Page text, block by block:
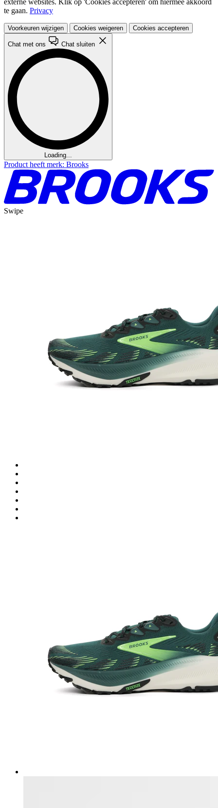
externe websites. Klik op 'Cookies accepteren' om hiermee akkoord
te gaan. Privacy
Voorkeuren wijzigen Cookies weigeren Cookies accepteren
Chat met ons Chat sluiten
Loading...
Product heeft merk: Brooks
Swipe